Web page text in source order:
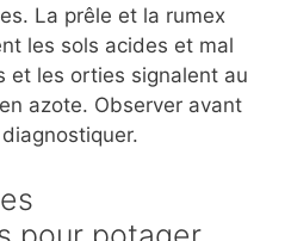
La prêle et la rumex
les sols acides et mal
et les orties signalent au
azote. Observer avant